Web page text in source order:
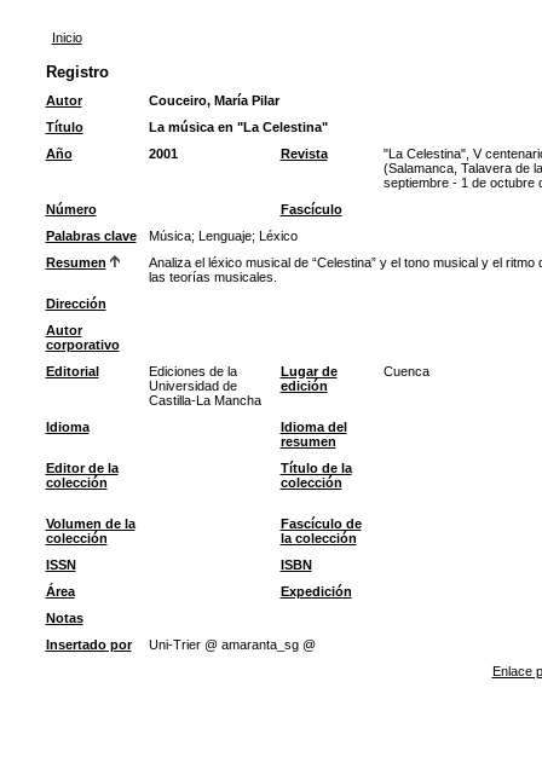
Inicio
Registro
Autor
Couceiro, María Pilar
Título
La música en "La Celestina"
Año
2001 Revista
"La Celestina", V
(Salamanca, Talavera de
septiembre - 1 de octubre
Número
Fascículo
Palabras clave
Música; Lenguaje; Léxico
Resumen
Analiza el léxico musical de “Celestina” y el tono musical y el
las teorías musicales.
Dirección
Autor
corporativo
Editorial
Ediciones de la
Universidad de
Castilla-La Mancha
Lugar de
edición
Cuenca
Idioma
Idioma del
resumen
Editor de la
colección
Título de la
colección
Volumen de la
colección
Fascículo de
la colección
ISSN
ISBN
Área
Expedición
Notas
Insertado por
Uni-Trier @ amaranta_sg @
Enlace